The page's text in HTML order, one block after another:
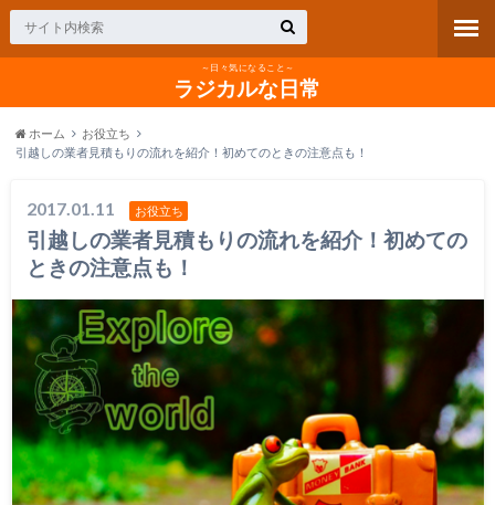
～日々気になること～
ラジカルな日常
ホーム
お役立ち
引越しの業者見積もりの流れを紹介！初めてのときの注意点も！
2017.01.11 お役立ち
引越しの業者見積もりの流れを紹介！初めての
ときの注意点も！